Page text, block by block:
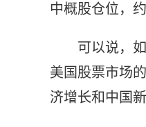
中概股仓位，
可以说，
美国股票市场
济增长和中国